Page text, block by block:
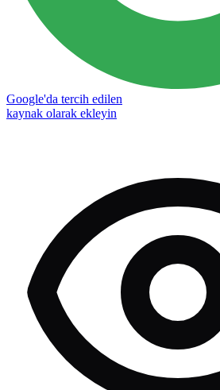
Google'da tercih edilen
kaynak olarak ekleyin